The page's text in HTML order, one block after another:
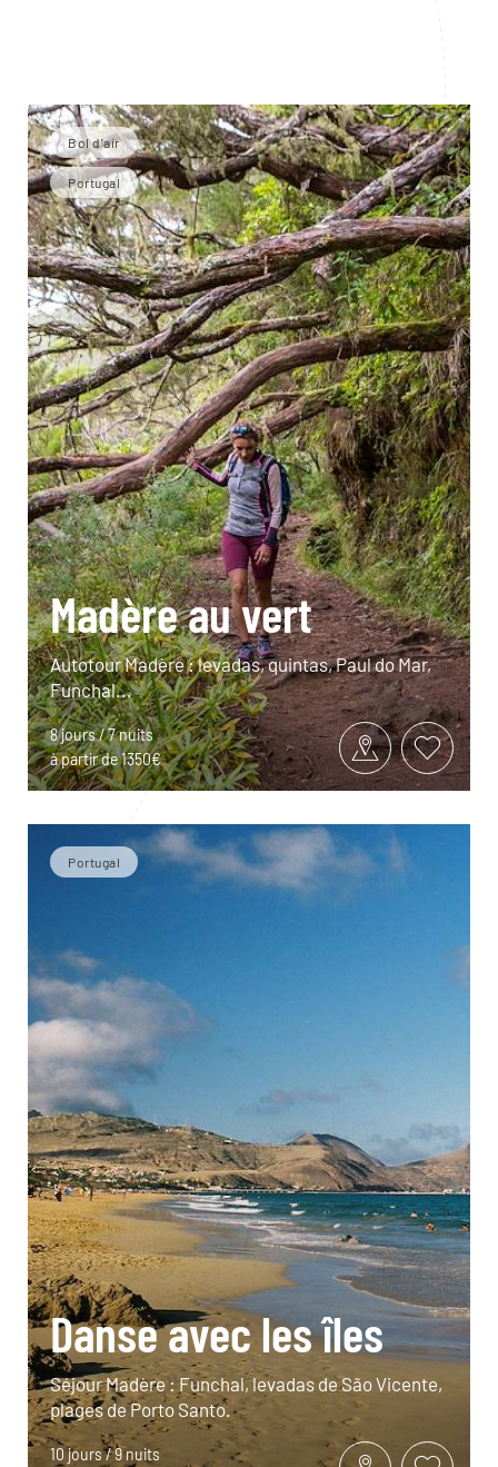
Bol d'air
Portugal
Madère au vert
Autotour Madère : levadas, quintas, Paul do Mar,
Funchal...
8 jours / 7 nuits
à partir de 1350€
Portugal
Danse avec les îles
Séjour Madère : Funchal, levadas de São Vicente,
plages de Porto Santo.
10 jours / 9 nuits